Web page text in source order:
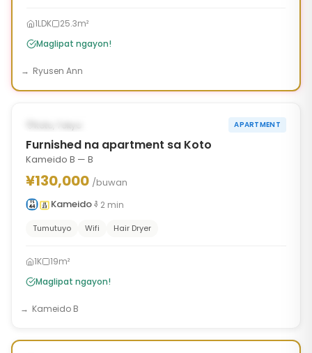
1LDK
25.3m²
Maglipat ngayon!
Ryusen Ann
Koto, Tokyo APARTMENT
Furnished na apartment sa Koto
Kameido B — B
¥130,000 /buwan
Kameido
2 min
Tumutuyo Wifi Hair Dryer
1K
19m²
Maglipat ngayon!
Kameido B
‹ ›